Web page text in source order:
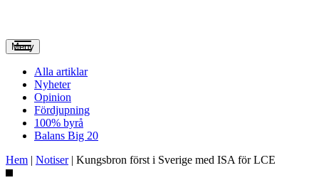
Meny
Alla artiklar
Nyheter
Opinion
Fördjupning
100% byrå
Balans Big 20
Hem | Notiser| Kungsbron först i Sverige med ISA för LCE